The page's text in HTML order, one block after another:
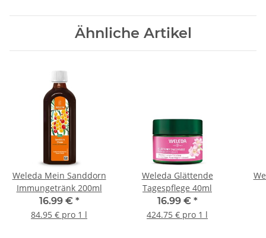
Ähnliche Artikel
Weleda Mein Sanddorn
Immungetränk 200ml
16.99 € *
84.95 € pro 1 l
Weleda Glättende
Tagespflege 40ml
16.99 € *
424.75 € pro 1 l